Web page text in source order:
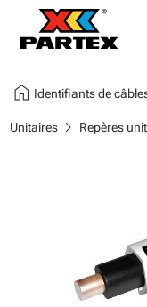
home Identifiants de
Unitaireschevron_right Repères